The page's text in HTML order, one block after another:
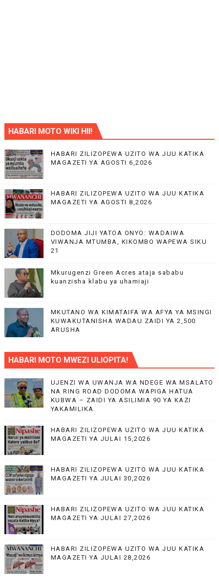
HABARI MOTO WIKI HII!
HABARI ZILIZOPEWA UZITO WA JUU KATIKA
MAGAZETI YA AGOSTI 6,2026
HABARI ZILIZOPEWA UZITO WA JUU KATIKA
MAGAZETI YA AGOSTI 8,2026
DODOMA JIJI YATOA ONYO: WADAIWA
VIWANJA MTUMBA, KIKOMBO WAPEWA SIKU
21
Mkurugenzi Green Acres ataja sababu
kuanzisha klabu ya uhamiaji
MKUTANO WA KIMATAIFA WA AFYA YA MSINGI
KUWAKUTANISHA WADAU ZAIDI YA 2,500
ARUSHA
HABARI MOTO MWEZI ULIOPITA!
UJENZI WA UWANJA WA NDEGE WA MSALATO
NA RING ROAD DODOMA WAPIGA HATUA
KUBWA – ZAIDI YA ASILIMIA 90 YA KAZI
YAKAMILIKA.
HABARI ZILIZOPEWA UZITO WA JUU KATIKA
MAGAZETI YA JULAI 15,2026
HABARI ZILIZOPEWA UZITO WA JUU KATIKA
MAGAZETI YA JULAI 30,2026
HABARI ZILIZOPEWA UZITO WA JUU KATIKA
MAGAZETI YA JULAI 27,2026
HABARI ZILIZOPEWA UZITO WA JUU KATIKA
MAGAZETI YA JULAI 28,2026